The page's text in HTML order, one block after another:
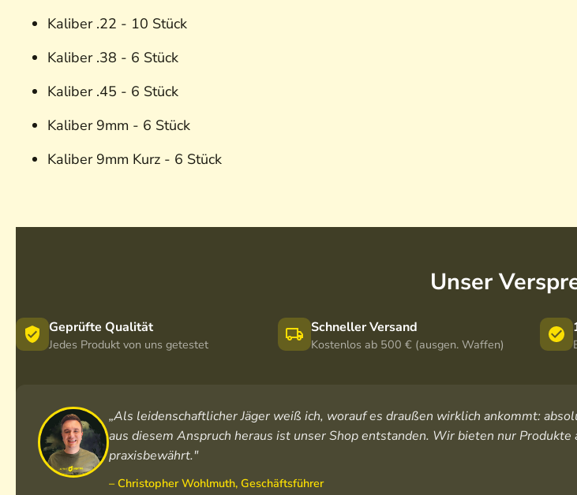
Kaliber .22 - 10 Stück
Kaliber .38 - 6 Stück
Kaliber .45 - 6 Stück
Kaliber 9mm - 6 Stück
Kaliber 9mm Kurz - 6 Stück
Unser
Geprüfte Qualität
Jedes Produkt von uns getestet
Schneller Versand
Kostenlos ab 500 € (ausgen. Waffen)
„Als leidenschaftlicher Jäger weiß ich, worauf es draußen wirklich ankommt:
aus diesem Anspruch heraus ist unser Shop entstanden. Wir bieten nur
praxisbewährt."
– Christopher Wohlmuth, Geschäftsführer